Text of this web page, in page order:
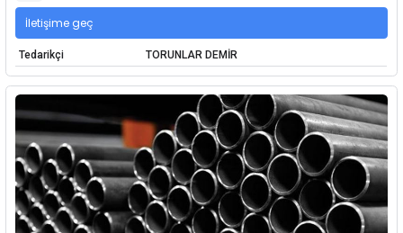
İletişime geç
Tedarikçi TORUNLAR DEMİR